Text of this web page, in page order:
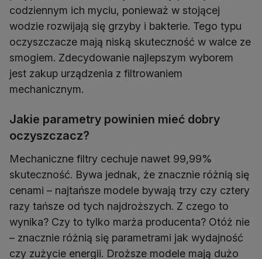
codziennym ich myciu, ponieważ w stojącej
wodzie rozwijają się grzyby i bakterie. Tego typu
oczyszczacze mają niską skuteczność w walce ze
smogiem. Zdecydowanie najlepszym wyborem
jest zakup urządzenia z filtrowaniem
mechanicznym.
Jakie parametry powinien mieć dobry
oczyszczacz?
Mechaniczne filtry cechuje nawet 99,99%
skuteczność. Bywa jednak, że znacznie różnią się
cenami – najtańsze modele bywają trzy czy cztery
razy tańsze od tych najdroższych. Z czego to
wynika? Czy to tylko marża producenta? Otóż nie
– znacznie różnią się parametrami jak wydajność
czy zużycie energii. Droższe modele mają dużo